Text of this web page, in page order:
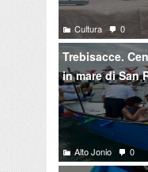
Cultura 0
Trebisacce.
in mare di San
Alto Jonio 0